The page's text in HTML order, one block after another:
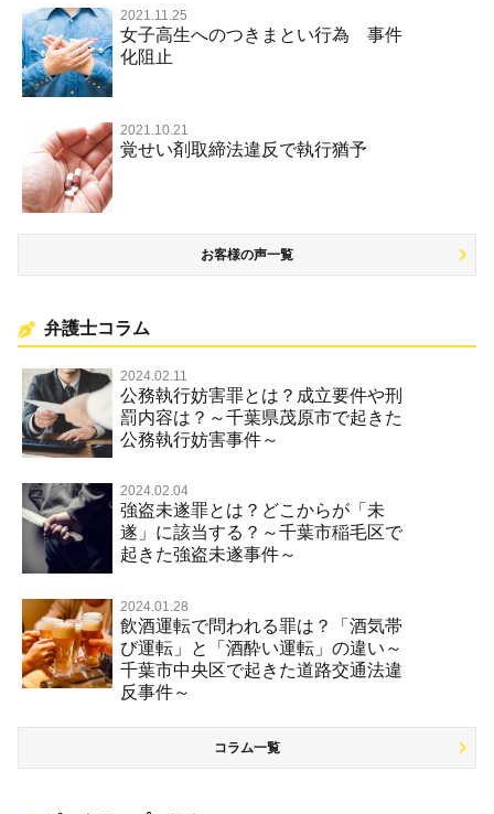
放火・失火
名誉棄損罪・侮辱
2021.11.25
女子高生へのつきまとい行為 事件
化阻止
2021.10.21
覚せい剤取締法違反で執行猶予
お客様の声一覧
弁護士コラム
2024.02.11
公務執行妨害罪とは？成立要件や刑
罰内容は？～千葉県茂原市で起きた
公務執行妨害事件～
2024.02.04
強盗未遂罪とは？どこからが「未
遂」に該当する？～千葉市稲毛区で
起きた強盗未遂事件～
2024.01.28
飲酒運転で問われる罪は？「酒気帯
び運転」と「酒酔い運転」の違い～
千葉市中央区で起きた道路交通法違
反事件～
コラム一覧